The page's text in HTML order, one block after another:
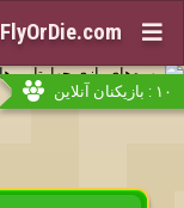

FlyOrDie.com
۱۰ : بازیکنان آنلاین